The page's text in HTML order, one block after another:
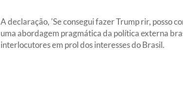
A declaração, 'Se consegui fazer Trump rir, posso
uma abordagem pragmática da política externa
interlocutores em prol dos interesses do Brasil.